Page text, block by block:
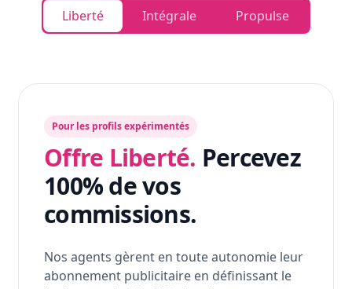
Liberté Intégrale Propulse
Pour les profils expérimentés
Offre Liberté. Percevez
100% de vos
commissions.
Nos agents gèrent en toute autonomie leur
abonnement publicitaire en définissant le